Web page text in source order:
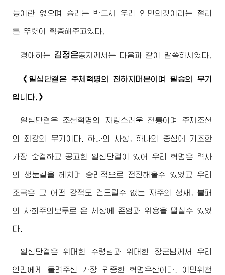
능이란 없으며 승리는 반드시 우리 인민의것이라는 철리
를 뚜렷이 확증해주고있다.
경애하는 김정은동지 께서는 다음과 같이 말씀하시였다.
《일심단결은 주체혁명의 천하지대본이며 필승의 무기
입니다.》
일심단결은 조선혁명의 자랑스러운 전통이며 주체조선
의 최강의 무기이다. 하나의 사상, 하나의 중심에 기초한
가장 순결하고 공고한 일심단결이 있어 우리 혁명은 력사
의 생눈길을 헤치며 승리적으로 전진해올수 있었고 우리
조국은 그 어떤 강적도 건드릴수 없는 자주의 성새, 불패
의 사회주의보루로 온 세상에 존엄과 위용을 떨칠수 있었
다.
일심단결은위대한 수령님 과위대한 장군님께서 우리
인민에게 물려주신 가장 귀중한 혁명유산이다. 이민위천